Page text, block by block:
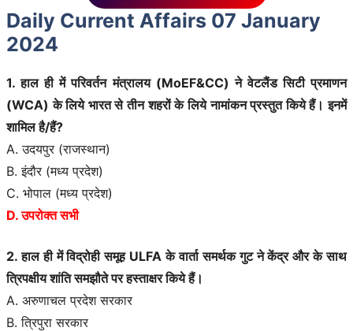
Daily Current Affairs 07 January
2024
1. हाल ही में परिवर्तन मंत्रालय (MoEF&CC) ने वेटलैंड सिटी प्रमाणन
(WCA) के लिये भारत से तीन शहरों के लिये नामांकन प्रस्तुत किये हैं। इनमें
शामिल है/हैं?
A. उदयपुर (राजस्थान)
B. इंदौर (मध्य प्रदेश)
C. भोपाल (मध्य प्रदेश)
D. उपरोक्त सभी
2. हाल ही में विद्रोही समूह ULFA के वार्ता समर्थक गुट ने केंद्र और के साथ
त्रिपक्षीय शांति समझौते पर हस्ताक्षर किये हैं।
A. अरुणाचल प्रदेश सरकार
B. त्रिपुरा सरकार